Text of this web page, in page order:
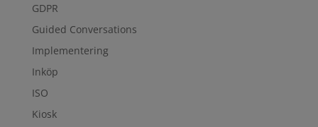
GDPR
Guided Conversations
Implementering
Inköp
ISO
Kiosk